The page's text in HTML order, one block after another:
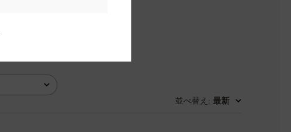
並べ替え : 最新